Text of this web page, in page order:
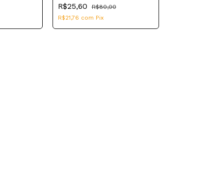
R$25,60
R$80,00
R$21,76 com Pix